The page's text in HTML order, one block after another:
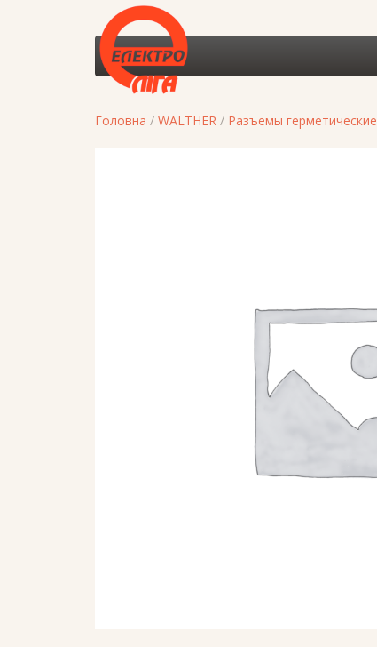
Головна / WALTHER / Разъемы герметические